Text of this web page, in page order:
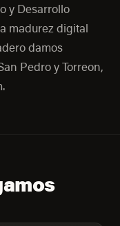
y Desarrollo
madurez digital
damos
Pedro y Torreon,